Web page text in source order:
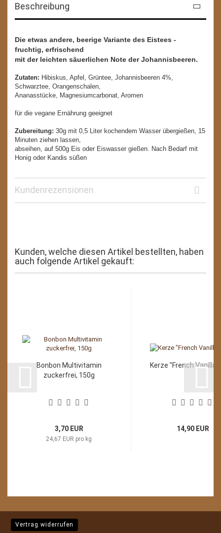
Beschreibung
Die etwas andere, beerige Variante des Eistees -
fruchtig, erfrischend
mit der leichten säuerlichen Note der Johannisbeeren.
Zutaten: Hibiskus, Apfel, Grüntee, Johannisbeeren 4%,
Schwarztee, Orangenschalen,
Ananasstücke, Magnesiumcarbonat, Aromen
für die vegane Ernährung geeignet
Zubereitung: 30g mit 0,5 Liter kochendem Wasser übergießen, 15
Minuten ziehen lassen,
abseihen, auf 500g Eis oder Eiswasser gießen. Nach Bedarf mit
Honig oder Kandis süßen
Kundenrezensionen
Kunden, welche diesen Artikel bestellten, haben
auch folgende Artikel gekauft:
Bonbon Multivitamin
zuckerfrei, 150g
3,70 EUR
24,67 EUR pro kg
Kerze "French Vanilla"
14,90 EUR
Vertrag widerrufen